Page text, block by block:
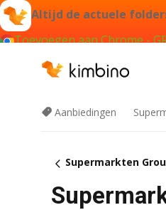
Altijd de actuele
Toevoegen aan Chrome -
Aanbiedingen
Supermarkten Grou